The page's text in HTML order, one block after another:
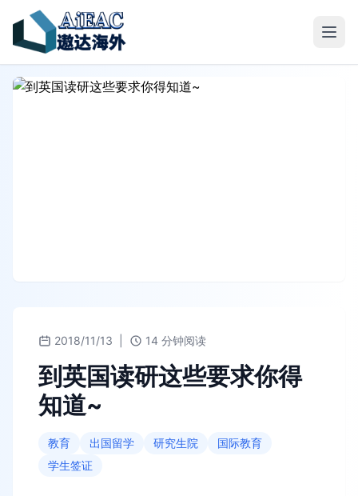
2018/11/13 14 分钟阅读
到英国读研这些要求你得
知道~
教育 出国留学 研究生院
国际教育
学生签证